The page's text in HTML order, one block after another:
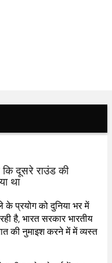
कि दूसरे राउंड की
था
प्रयोग को दुनिया भर में
है, भारत सरकार भारतीय
की नुमाइश करने में में व्यस्त